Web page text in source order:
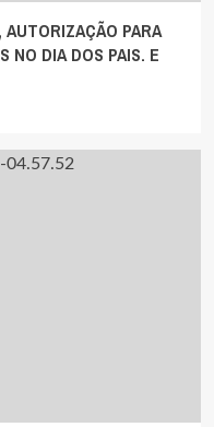
PARA
NO DIA DOS PAIS. E